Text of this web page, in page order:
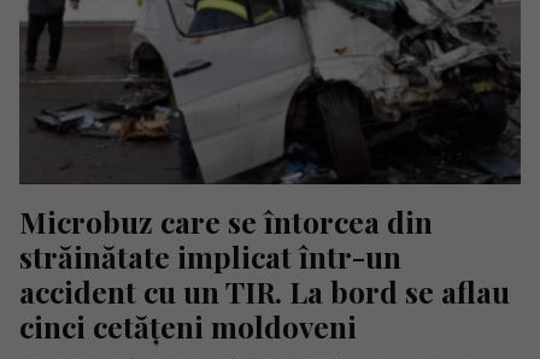
Microbuz care se întorcea din
străinătate implicat într-un
accident cu un TIR. La bord se aflau
cinci cetățeni moldoveni